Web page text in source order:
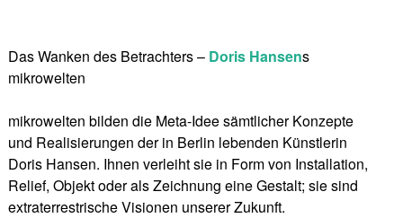
Das Wanken des Betrachters – Doris Hansens
mikrowelten
mikrowelten bilden die Meta-Idee sämtlicher Konzepte
und Realisierungen der in Berlin lebenden Künstlerin
Doris Hansen. Ihnen verleiht sie in Form von Installation,
Relief, Objekt oder als Zeichnung eine Gestalt; sie sind
extraterrestrische Visionen unserer Zukunft.